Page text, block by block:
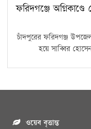
ফরিদগঞ্জে
চাঁদপুরের ফরিদগঞ্জ
হয়ে সাব্বির
ওয়েব বৃত্তান্ত